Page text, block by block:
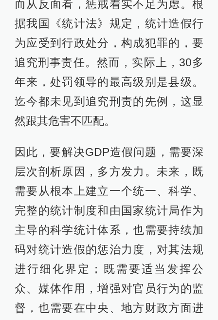
而从反面看，惩戒着实不足为虑。根
据我国《统计法》规定，统计造假行
为应受到行政处分，构成犯罪的，要
追究刑事责任。然而，实际上，30多
年来，处罚领导的最高级别是县级。
迄今都未见到追究刑责的先例，这显
然跟其危害不匹配。
因此，要解决GDP造假问题，需要深
层次剖析原因，多方发力。未来，既
需要从根本上建立一个统一、科学、
完整的统计制度和由国家统计局作为
主导的科学统计体系，也需要持续加
码对统计造假的惩治力度，对其法规
进行细化界定；既需要适当发挥公
众、媒体作用，增强对官员行为的监
督，也需要在中央、地方财政方面进